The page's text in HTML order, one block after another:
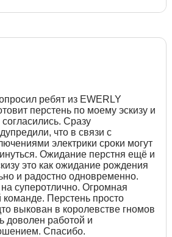
ребят из EWERLY
перстень по моему эскизу и
согласились. Сразу
что в связи с
электрики сроки могут
Ожидание перстня ещё и
это как ожидание рождения
и радостно одновременно.
суперотлично. Огромная
команде. Перстень просто
выкован в королевстве гномов
доволен работой и
Спасибо.